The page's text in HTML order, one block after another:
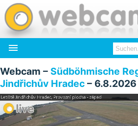

Webcam – Südböhmische
Jindřichův Hradec –